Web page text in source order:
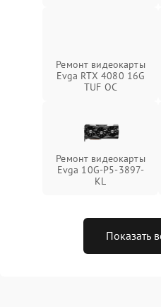
Ремонт видеокарты
Evga RTX 4080 16G
TUF OC
Ремонт видеокарты
Evga 10G-P5-3897-
KL
Показать